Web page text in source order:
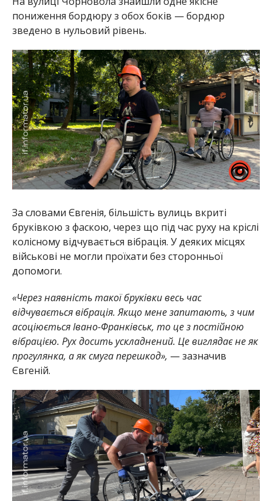
пониження бордюру з обох боків — бордюр
зведено в нульовий рівень.
За словами Євгенія, більшість вулиць вкриті
бруківкою з фаскою, через що під час руху на кріслі
колісному відчувається вібрація. У деяких місцях
військові не могли проїхати без сторонньої
допомоги.
«Через наявність такої бруківки весь час
відчувається вібрація. Якщо мене запитають, з чим
асоціюється Івано-Франківськ, то це з постійною
вібрацією. Рух досить ускладнений. Це виглядає не як
прогулянка, а як смуга перешкод», — зазначив
Євгеній.